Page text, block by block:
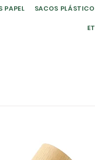
PAPEL SACOS PLÁSTICO